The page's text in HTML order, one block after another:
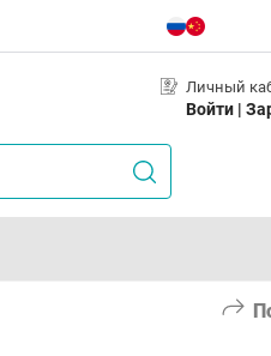
Личный
Войти |